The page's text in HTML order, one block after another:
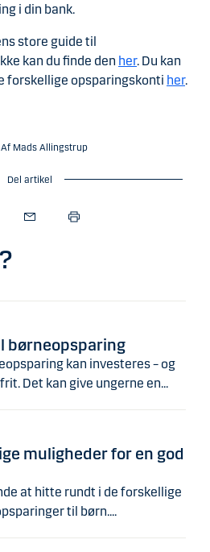
i din bank.
store guide til
kan du finde den her. Du kan
forskellige opsparingskonti her.
Af Mads Allingstrup
Del artikel
børneopsparing
kan investeres – og
Det kan give ungerne en...
muligheder for en god
at hitte rundt i de forskellige
til børn....